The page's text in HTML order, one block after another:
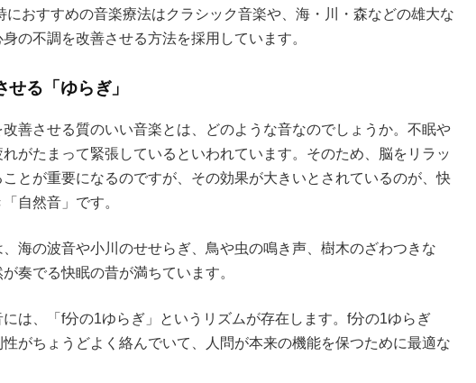
におすすめの音楽療法はクラシック音楽や、海・川・森などの雄大な
の不調を改善させる方法を採用しています。
る「ゆらぎ」
善させる質のいい音楽とは、どのような音なのでしょうか。不眠や
がたまって緊張しているといわれています。そのため、脳をリラッ
とが重要になるのですが、その効果が大きいとされているのが、快
自然音」です。
海の波音や小川のせせらぎ、鳥や虫の鳴き声、樹木のざわつきな
奏でる快眠の昔が満ちています。
は、「f分の1ゆらぎ」というリズムが存在します。f分の1ゆらぎ
がちょうどよく絡んでいて、人問が本来の機能を保つために最適な